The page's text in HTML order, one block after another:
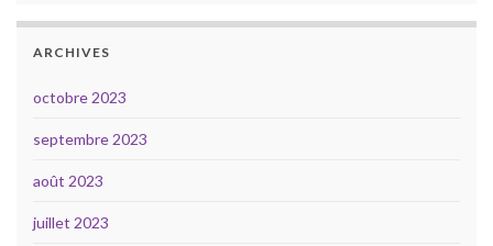
ARCHIVES
octobre 2023
septembre 2023
août 2023
juillet 2023